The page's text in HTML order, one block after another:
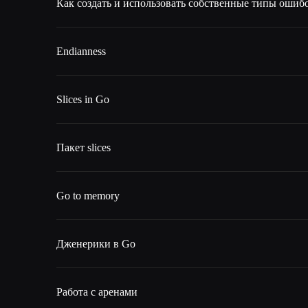
Как создать и использовать собственные типы
Endianness
Slices in Go
Пакет slices
Go to memory
Дженерики в Go
Работа с аренами